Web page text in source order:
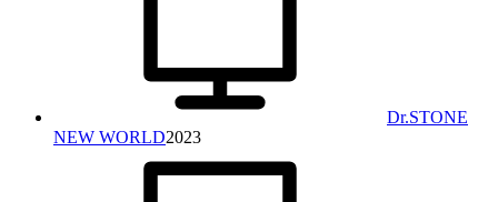
Dr.STONE
NEW WORLD2023